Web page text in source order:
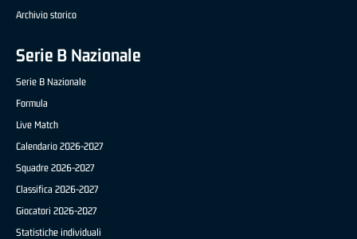
Archivio storico
Serie B Nazionale
Serie B Nazionale
Formula
Live Match
Calendario 2026-2027
Squadre 2026-2027
Classifica 2026-2027
Giocatori 2026-2027
Statistiche individuali